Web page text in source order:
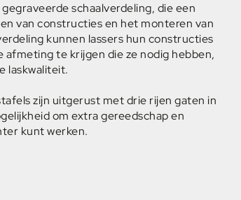
schaalverdeling, die een
van constructies en het monteren van
kunnen lassers hun constructies
afmeting te krijgen die ze nodig hebben,
laskwaliteit.
zijn uitgerust met drie rijen gaten in
om extra gereedschap en
kunt werken.